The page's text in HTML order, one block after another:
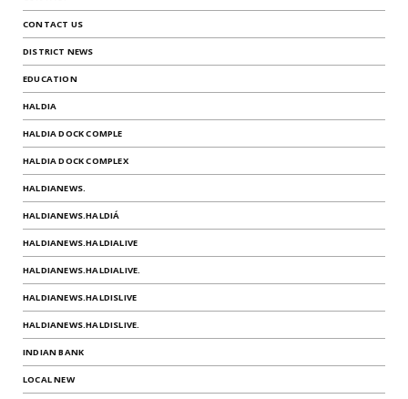
CONTACT US
DISTRICT NEWS
EDUCATION
HALDIA
HALDIA DOCK COMPLE
HALDIA DOCK COMPLEX
HALDIANEWS.
HALDIANEWS.HALDIÁ
HALDIANEWS.HALDIALIVE
HALDIANEWS.HALDIALIVE.
HALDIANEWS.HALDISLIVE
HALDIANEWS.HALDISLIVE.
INDIAN BANK
LOCAL NEW